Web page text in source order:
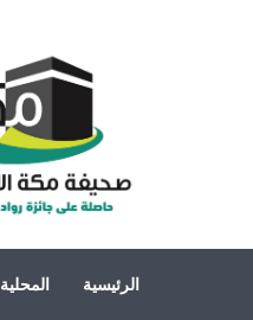
الرئيسية المحلية